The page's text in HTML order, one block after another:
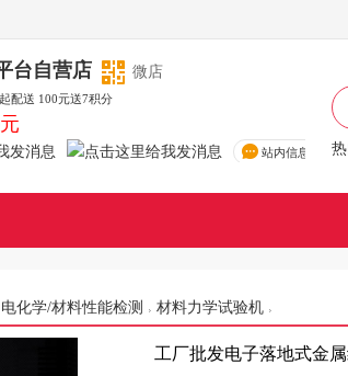
台自营店 微店
配送 100元送7积分
站内信息
电化学/材料性能检测 材料力学试验机
工厂批发电子落地式金